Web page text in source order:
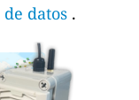
de datos .